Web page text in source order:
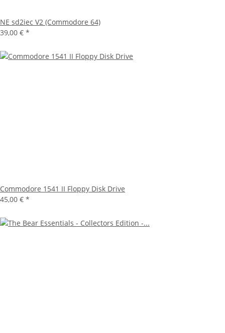
NE sd2iec V2 (Commodore 64)
39,00 € *
Commodore 1541 II Floppy Disk Drive
45,00 € *